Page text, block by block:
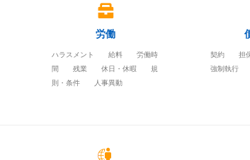
労働
ハラスメント 給料
労働時
間
残業 休日・休暇
規
則・条件
人事異動
契約 担
強制執行